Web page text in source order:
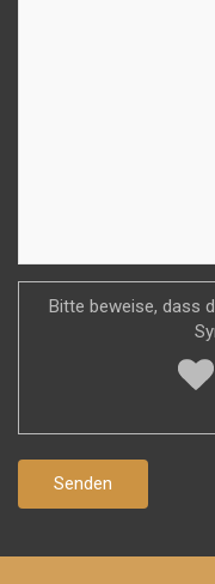
Bitte beweise, dass